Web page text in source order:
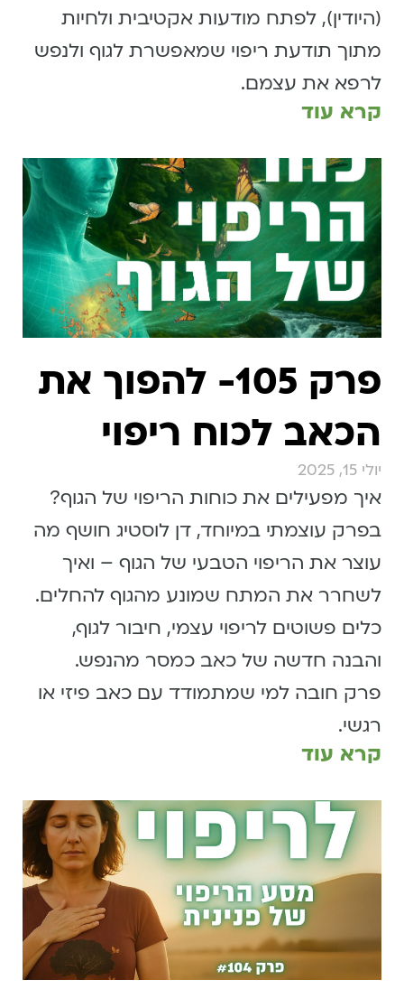
(היודין), לפתח מודעות אקטיבית ולחיות
מתוך תודעת ריפוי שמאפשרת לגוף ולנפש
לרפא את עצמם.
קרא עוד
פרק 105- להפוך את
הכאב לכוח ריפוי
יולי 15, 2025
איך מפעילים את כוחות הריפוי של הגוף?
בפרק עוצמתי במיוחד, דן לוסטיג חושף מה
עוצר את הריפוי הטבעי של הגוף – ואיך
לשחרר את המתח שמונע מהגוף להחלים.
כלים פשוטים לריפוי עצמי, חיבור לגוף,
והבנה חדשה של כאב כמסר מהנפש.
פרק חובה למי שמתמודד עם כאב פיזי או
רגשי.
קרא עוד